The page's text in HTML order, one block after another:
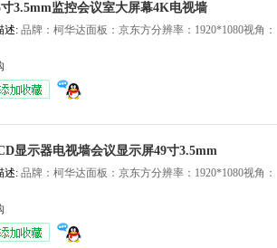
3.5mm监控会议室大屏幕4K电视墙
述: 品牌：柯华达面板：京东方分辨率：1920*1080视角：
显示器电视墙会议显示屏49寸3.5mm
述: 品牌：柯华达面板：京东方分辨率：1920*1080视角：